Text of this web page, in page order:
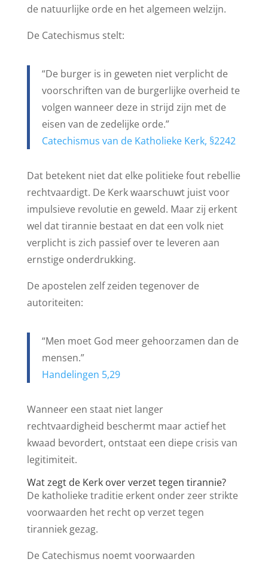
de natuurlijke orde en het algemeen welzijn.
De Catechismus stelt:
“De burger is in geweten niet verplicht de
voorschriften van de burgerlijke overheid te
volgen wanneer deze in strijd zijn met de
eisen van de zedelijke orde.”
Catechismus van de Katholieke Kerk, §2242
Dat betekent niet dat elke politieke fout rebellie
rechtvaardigt. De Kerk waarschuwt juist voor
impulsieve revolutie en geweld. Maar zij erkent
wel dat tirannie bestaat en dat een volk niet
verplicht is zich passief over te leveren aan
ernstige onderdrukking.
De apostelen zelf zeiden tegenover de
autoriteiten:
“Men moet God meer gehoorzamen dan de
mensen.”
Handelingen 5,29
Wanneer een staat niet langer
rechtvaardigheid beschermt maar actief het
kwaad bevordert, ontstaat een diepe crisis van
legitimiteit.
Wat zegt de Kerk over verzet tegen tirannie?
De katholieke traditie erkent onder zeer strikte
voorwaarden het recht op verzet tegen
tiranniek gezag.
De Catechismus noemt voorwaarden